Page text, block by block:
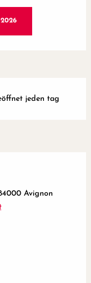
jeden tag
Avignon